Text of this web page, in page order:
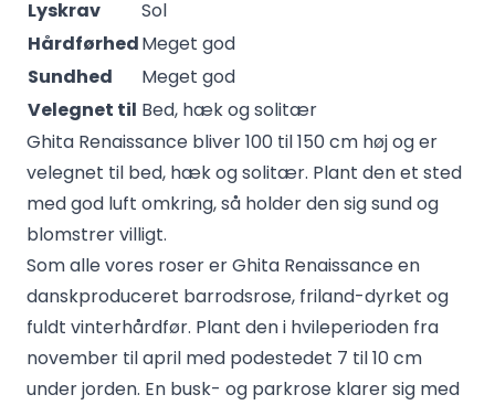
Lyskrav
Sol
HårdførhedMeget god
Sundhed
Meget god
Velegnet til Bed, hæk og solitær
Ghita Renaissance bliver 100 til 150 cm høj og er
velegnet til bed, hæk og solitær. Plant den et sted
med god luft omkring, så holder den sig sund og
blomstrer villigt.
Som alle vores roser er Ghita Renaissance en
danskproduceret barrodsrose, friland-dyrket og
fuldt vinterhårdfør. Plant den i hvileperioden fra
november til april med podestedet 7 til 10 cm
under jorden. En busk- og parkrose klarer sig med